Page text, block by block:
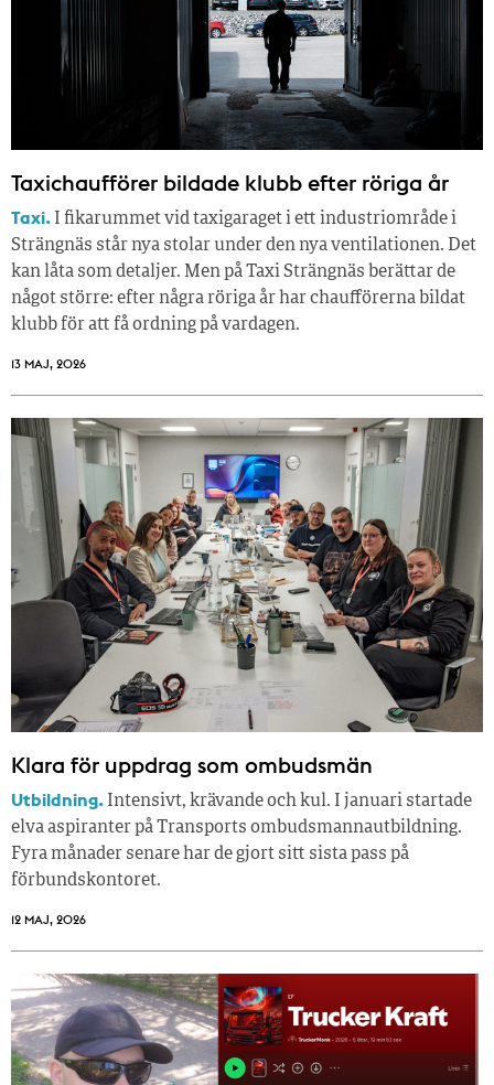
Taxichaufförer bildade klubb efter röriga år
Taxi. I fikarummet vid taxigaraget i ett industriområde i
Strängnäs står nya stolar under den nya ventilationen. Det
kan låta som detaljer. Men på Taxi Strängnäs berättar de
något större: efter några röriga år har chaufförerna bildat
klubb för att få ordning på vardagen.
13 MAJ, 2026
Klara för uppdrag som ombudsmän
Utbildning. Intensivt, krävande och kul. I januari startade
elva aspiranter på Transports ombudsmannautbildning.
Fyra månader senare har de gjort sitt sista pass på
förbundskontoret.
12 MAJ, 2026